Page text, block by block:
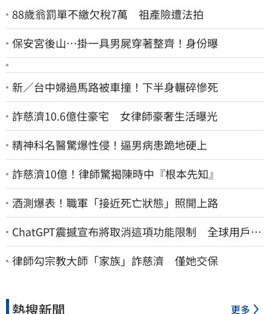
88歲翁罰單不繳欠稅7萬 祖產險遭法拍
保安宮後山…掛一具男屍穿著整齊！身份曝
新／台中婦過馬路被車撞！下半身輾碎慘死
詐慈濟10.6億住豪宅 女律師豪奢生活曝光
精神科名醫驚爆性侵！逼男病患跪地硬上
詐慈濟10億！律師驚揭陳時中『根本先知』
酒測爆表！職軍「接近死亡狀態」照開上路
ChatGPT震撼宣布將取消這項功能限制 全球用戶即
刻起「免費」用到飽
律師勾宗教大師「家族」詐慈濟 僅她交保
熱搜新聞 更多